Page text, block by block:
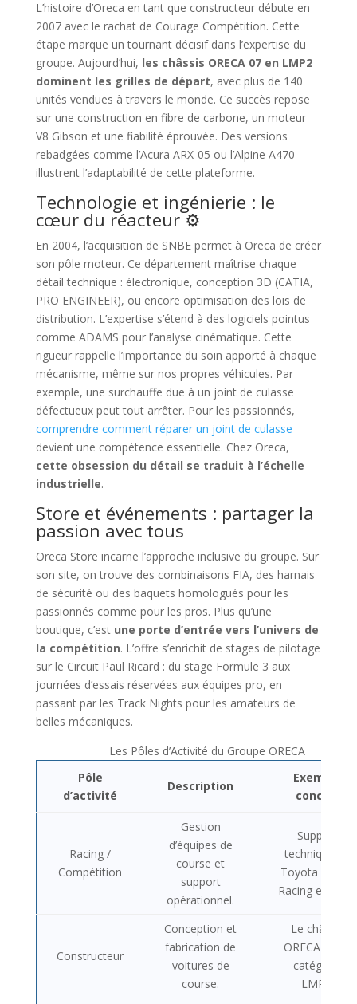
L’histoire d’Oreca en tant que constructeur débute en
2007 avec le rachat de Courage Compétition. Cette
étape marque un tournant décisif dans l’expertise du
groupe. Aujourd’hui, les châssis ORECA 07 en LMP2
dominent les grilles de départ, avec plus de 140
unités vendues à travers le monde. Ce succès repose
sur une construction en fibre de carbone, un moteur
V8 Gibson et une fiabilité éprouvée. Des versions
rebadgées comme l’Acura ARX-05 ou l’Alpine A470
illustrent l’adaptabilité de cette plateforme.
Technologie et ingénierie : le
cœur du réacteur ⚙️
En 2004, l’acquisition de SNBE permet à Oreca de créer
son pôle moteur. Ce département maîtrise chaque
détail technique : électronique, conception 3D (CATIA,
PRO ENGINEER), ou encore optimisation des lois de
distribution. L’expertise s’étend à des logiciels pointus
comme ADAMS pour l’analyse cinématique. Cette
rigueur rappelle l’importance du soin apporté à chaque
mécanisme, même sur nos propres véhicules. Par
exemple, une surchauffe due à un joint de culasse
défectueux peut tout arrêter. Pour les passionnés,
comprendre comment réparer un joint de culasse
devient une compétence essentielle. Chez Oreca,
cette obsession du détail se traduit à l’échelle
industrielle.
Store et événements : partager la
passion avec tous
Oreca Store incarne l’approche inclusive du groupe. Sur
son site, on trouve des combinaisons FIA, des harnais
de sécurité ou des baquets homologués pour les
passionnés comme pour les pros. Plus qu’une
boutique, c’est une porte d’entrée vers l’univers de
la compétition. L’offre s’enrichit de stages de pilotage
sur le Circuit Paul Ricard : du stage Formule 3 aux
journées d’essais réservées aux équipes pro, en
passant par les Track Nights pour les amateurs de
belles mécaniques.
Les Pôles d’Activité du Groupe ORECA
Pôle
d’activité
Description
Exemple
concret
Racing /
Compétition
Gestion
d’équipes de
course et
support
opérationnel.
Support
technique de
Toyota Gazoo
Racing en WEC.
Constructeur
Conception et
fabrication de
voitures de
course.
Le châssis
ORECA 07 en
catégorie
LMP2.